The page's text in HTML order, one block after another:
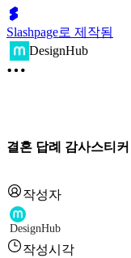
Slashpage로 제작됨
DesignHub
결혼 답례 감사스티커
작성자
DesignHub
작성시각